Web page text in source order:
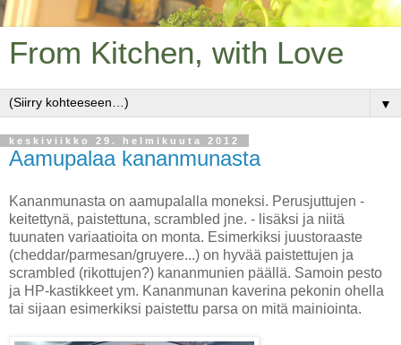
From Kitchen, with Love
▼
keskiviikko 29. helmikuuta 2012
Aamupalaa kananmunasta
Kananmunasta on aamupalalla moneksi. Perusjuttujen -
keitettynä, paistettuna, scrambled jne. - lisäksi ja niitä
tuunaten variaatioita on monta. Esimerkiksi juustoraaste
(cheddar/parmesan/gruyere...) on hyvää paistettujen ja
scrambled (rikottujen?) kananmunien päällä. Samoin pesto
ja HP-kastikkeet ym. Kananmunan kaverina pekonin ohella
tai sijaan esimerkiksi paistettu parsa on mitä mainiointa.